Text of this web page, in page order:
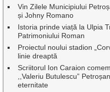
Vin Zilele Municipiului
și Johny Romano
Istoria prinde viață la Ulpia
Patrimoniului Roman
Proiectul noului stadion
linie dreaptă
Scriitorul Ion Caraion
,,Valeriu Butulescu”
eternitate